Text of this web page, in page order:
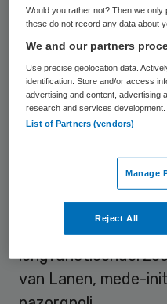
verminderde
nazorgpolikliniek
hun herstel.
Coronapatiënten
klachten
onze
bloedonderzoek,
doen we soms ook
van Lanen, mede-
Would you rather not? Then we only
these do not record any data about
We and our partners
Use precise geolocation data.
identification. Store and/or access
advertising and content, advertising
research and services development.
List of Partners (vendors)
Manage
Reject All